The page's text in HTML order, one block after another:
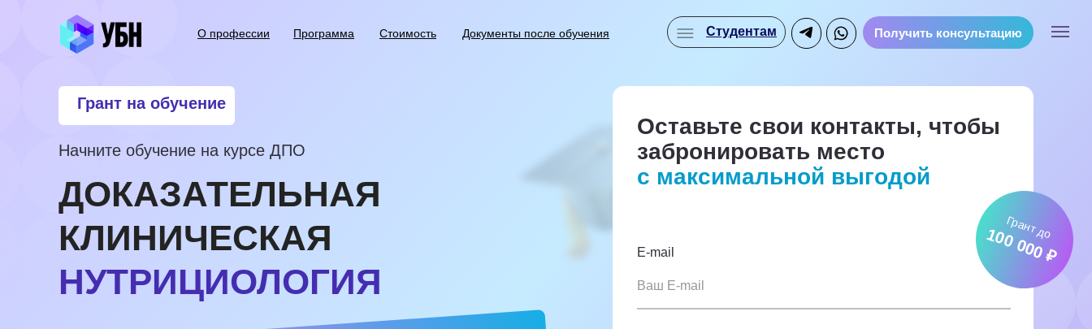
Получить консультацию
Студентам
Программа
О профессии Документы после обучения
Стоимость
Грант на обучение
Начните обучение на курсе ДПО
Оставьте свои контакты, чтобы
забронировать место
с максимальной выгодой
ДОКАЗАТЕЛЬНАЯ
КЛИНИЧЕСКАЯ
НУТРИЦИОЛОГИЯ
E-mail
Грант до
100 000 ₽